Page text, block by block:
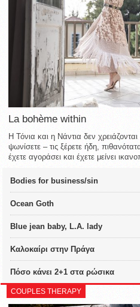
La bohème within
Η Τόνια και η Νάντια δεν
ψωνίσετε – τις ξέρετε ήδη,
έχετε αγοράσει και έχετε μείνει
Bodies for business/sin
Ocean Goth
Blue jean baby, L.A. lady
Καλοκαίρι στην Πράγα
Πόσο κάνει 2+1 στα ρώσικα
COUPLES THERAPY